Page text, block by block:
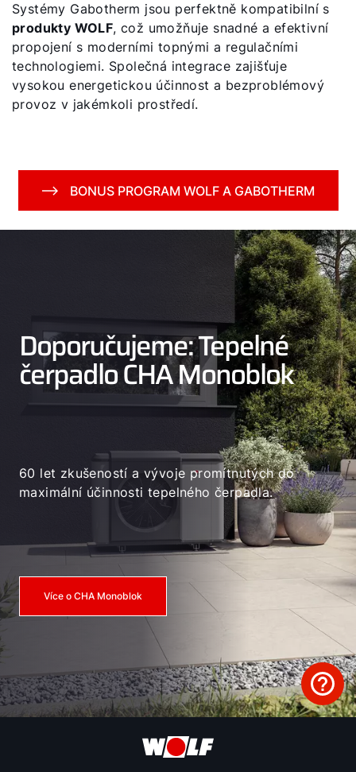
Systémy Gabotherm jsou perfektně kompatibilní s
produkty WOLF, což umožňuje snadné a efektivní
propojení s moderními topnými a regulačními
technologiemi. Společná integrace zajišťuje
vysokou energetickou účinnost a bezproblémový
provoz v jakémkoli prostředí.
BONUS PROGRAM WOLF A GABOTHERM
Doporučujeme: Tepelné
čerpadlo CHA Monoblok
60 let zkušeností a vývoje promítnutých do
maximální účinnosti tepelného čerpadla.
Více o CHA Monoblok